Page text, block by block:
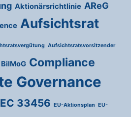
Aktionärsrichtlinie AReG
Aufsichtsrat
Aufsichtsratsvorsitzender
BilMoG Compliance
Governance
33456 EU-Aktionsplan EU-